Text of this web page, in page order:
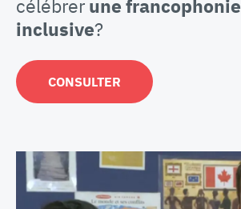
célébrer une francophonie
inclusive?
CONSULTER